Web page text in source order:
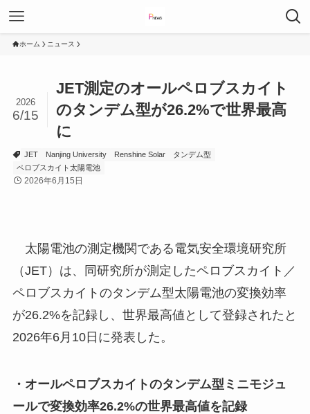
ホーム ニュース
JET測定のオールペロブスカイト
のタンデム型が26.2%で世界最高
に
2026
6/15
JET Nanjing University Renshine Solar
タンデム型
ペロブスカイト太陽電池
2026年6月15日
太陽電池の測定機関である電気安全環境研究所
（JET）は、同研究所が測定したペロブスカイト／
ペロブスカイトのタンデム型太陽電池の変換効率
が26.2%を記録し、世界最高値として登録されたと
2026年6月10日に発表した。
・オールペロブスカイトのタンデム型ミニモジュ
ールで変換効率26.2%の世界最高値を記録